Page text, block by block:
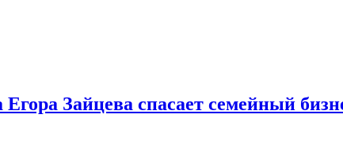
Зайцева спасает семейный